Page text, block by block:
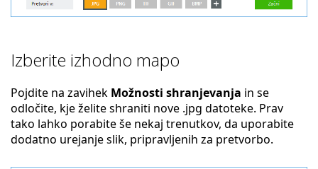
Izberite izhodno mapo
Pojdite na zavihek Možnosti shranjevanja in se
odločite, kje želite shraniti nove .jpg datoteke. Prav
tako lahko porabite še nekaj trenutkov, da uporabite
dodatno urejanje slik, pripravljenih za pretvorbo.